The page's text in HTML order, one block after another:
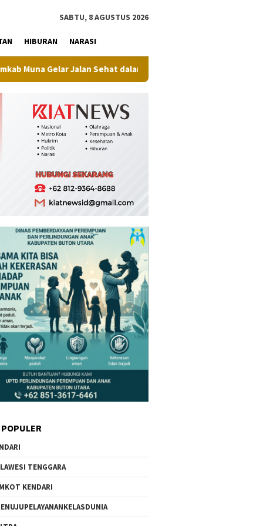
SABTU, 8 AGUSTUS 2026
HIBURAN NARASI
Sehat dalam Gerakan Muna Makan Jagung
TENGGARA
KENDARI